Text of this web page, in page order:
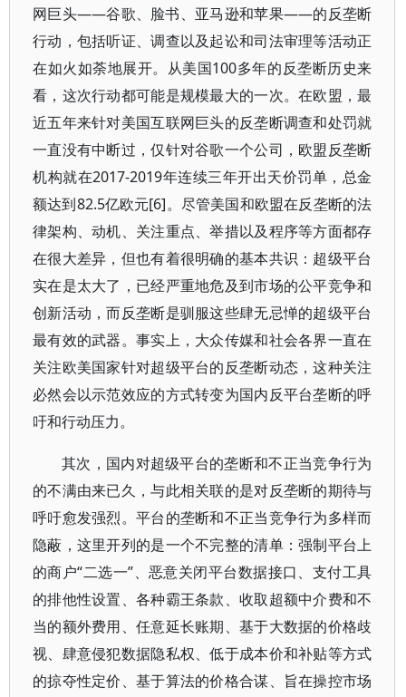
网巨头——谷歌、脸书、亚马逊和苹果——的反垄断
行动，包括听证、调查以及起讼和司法审理等活动正
在如火如荼地展开。从美国100多年的反垄断历史来
看，这次行动都可能是规模最大的一次。在欧盟，最
近五年来针对美国互联网巨头的反垄断调查和处罚就
一直没有中断过，仅针对谷歌一个公司，欧盟反垄断
机构就在2017-2019年连续三年开出天价罚单，总金
额达到82.5亿欧元[6]。尽管美国和欧盟在反垄断的法
律架构、动机、关注重点、举措以及程序等方面都存
在很大差异，但也有着很明确的基本共识：超级平台
实在是太大了，已经严重地危及到市场的公平竞争和
创新活动，而反垄断是驯服这些肆无忌惮的超级平台
最有效的武器。事实上，大众传媒和社会各界一直在
关注欧美国家针对超级平台的反垄断动态，这种关注
必然会以示范效应的方式转变为国内反平台垄断的呼
吁和行动压力。
其次，国内对超级平台的垄断和不正当竞争行为
的不满由来已久，与此相关联的是对反垄断的期待与
呼吁愈发强烈。平台的垄断和不正当竞争行为多样而
隐蔽，这里开列的是一个不完整的清单：强制平台上
的商户“二选一”、恶意关闭平台数据接口、支付工具
的排他性设置、各种霸王条款、收取超额中介费和不
当的额外费用、任意延长账期、基于大数据的价格歧
视、肆意侵犯数据隐私权、低于成本价和补贴等方式
的掠夺性定价、基于算法的价格合谋、旨在操控市场